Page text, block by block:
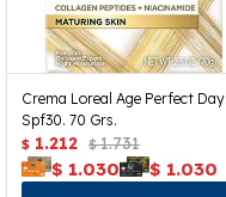
Crema Loreal Age Perfect Day
Spf30. 70 Grs.
$ 1.212 $ 1.731
$ 1.030 $ 1.030